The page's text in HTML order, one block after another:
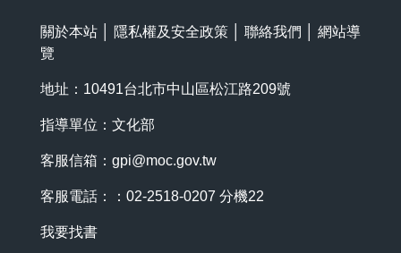
關於本站 隱私權及安全政策 聯絡我們
網站導
覽
地址：10491台北市中山區松江路209號
指導單位：文化部
客服信箱： gpi@moc.gov.tw
客服電話：：02-2518-0207 分機22
我要找書